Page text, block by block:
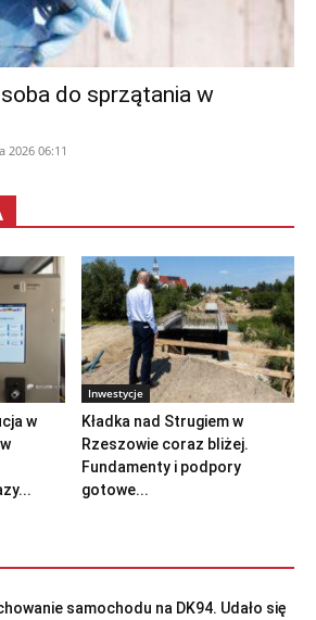
do sprzątania w
2026 06:11
w
Inwestycje
Kładka nad Strugiem w
Rzeszowie coraz bliżej.
Fundamenty i podpory
gotowe...
samochodu na DK94. Udało się